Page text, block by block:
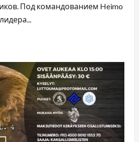
Под командованием Heimo